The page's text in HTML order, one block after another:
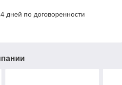
дней по договоренности